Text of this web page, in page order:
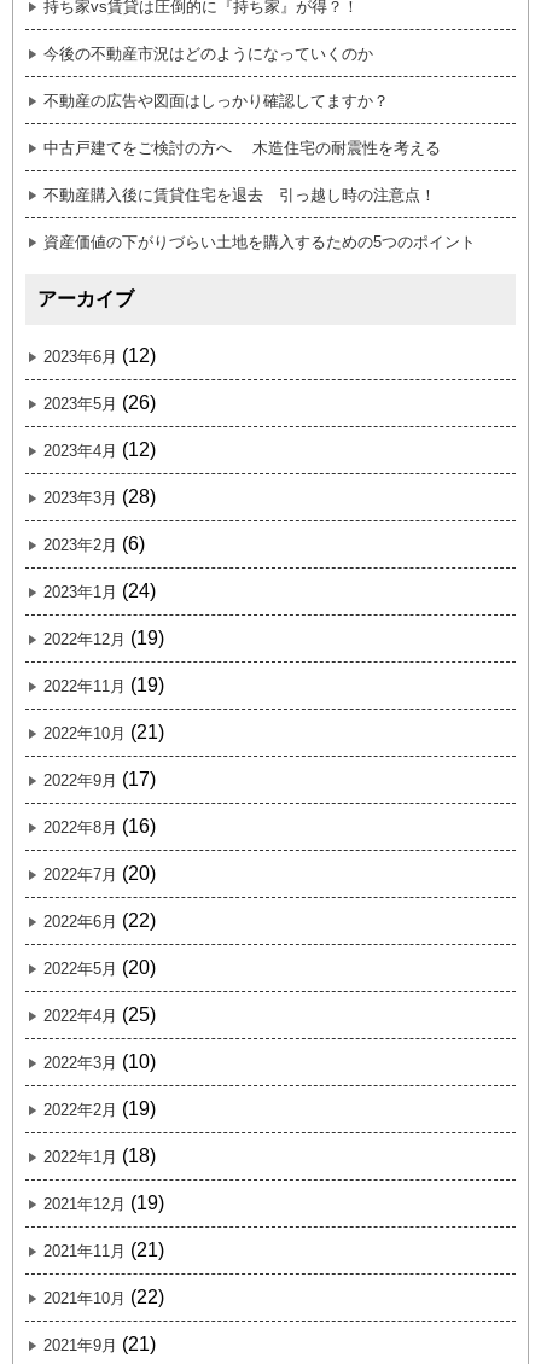
持ち家vs賃貸は圧倒的に『持ち家』が得？！
今後の不動産市況はどのようになっていくのか
不動産の広告や図面はしっかり確認してますか？
中古戸建てをご検討の方へ 木造住宅の耐震性を考える
不動産購入後に賃貸住宅を退去 引っ越し時の注意点！
資産価値の下がりづらい土地を購入するための5つのポイント
アーカイブ
2023年6月 (12)
2023年5月 (26)
2023年4月 (12)
2023年3月 (28)
2023年2月 (6)
2023年1月 (24)
2022年12月 (19)
2022年11月 (19)
2022年10月 (21)
2022年9月 (17)
2022年8月 (16)
2022年7月 (20)
2022年6月 (22)
2022年5月 (20)
2022年4月 (25)
2022年3月 (10)
2022年2月 (19)
2022年1月 (18)
2021年12月 (19)
2021年11月 (21)
2021年10月 (22)
2021年9月 (21)